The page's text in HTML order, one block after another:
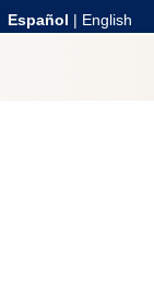
Español | English